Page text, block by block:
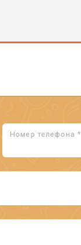
Номер телефона *